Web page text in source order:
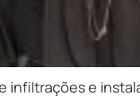
infiltrações e